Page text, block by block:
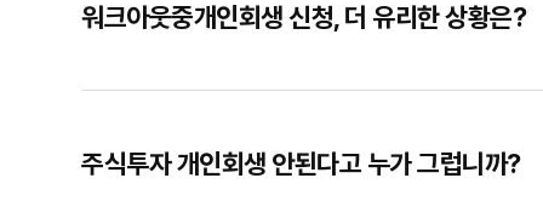
워크아웃중개인회생 신청, 더 유리한 상황은?
주식투자 개인회생 안된다고 누가 그럽니까?